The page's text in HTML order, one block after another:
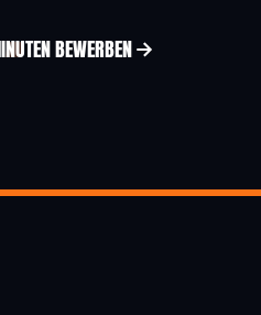
BEWERBEN